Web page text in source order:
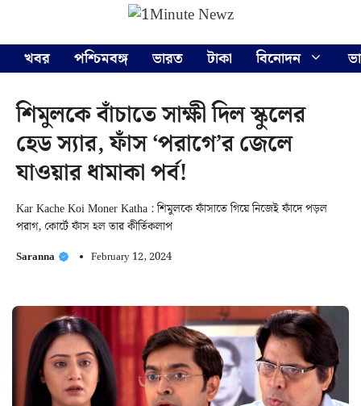
content
খবর
পশ্চিমবঙ্গ ভারত টাকা বিনোদন
শিমুলকে বাঁচাতে সাক্ষী দিল স্কুলের
হেড স্যার, ফাঁস ‘পরাগে’র জেলে
যাওয়ার ধামাকা পর্ব!
Kar Kache Koi Moner Katha : শিমুলকে ফাঁসাতে গিয়ে নিজেই ফাঁদে পড়ল
পরাগ, কোর্টে ফাঁস হল তার কীর্তিকলাপ
Saranna February 12, 2024